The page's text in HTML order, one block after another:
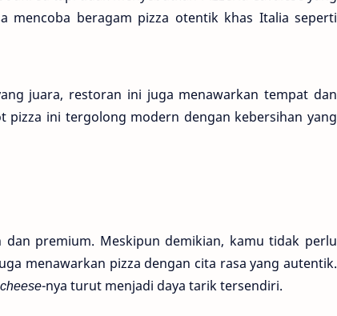
mencoba beragam pizza otentik khas Italia seperti
juara, restoran ini juga menawarkan tempat dan
pizza ini tergolong modern dengan kebersihan yang
premium. Meskipun demikian, kamu tidak perlu
menawarkan pizza dengan cita rasa yang autentik.
-nya turut menjadi daya tarik tersendiri.